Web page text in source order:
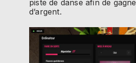
piste de danse afin de
d’argent.